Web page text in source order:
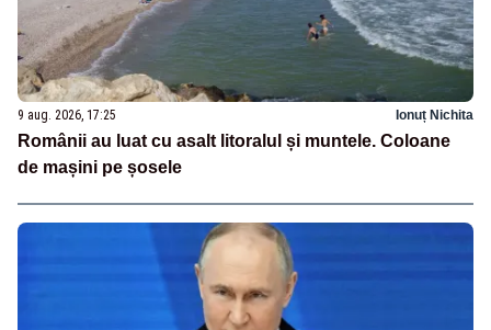
9 aug. 2026, 17:25 Ionuț Nichita
Românii au luat cu asalt litoralul și muntele. Coloane
de mașini pe șosele